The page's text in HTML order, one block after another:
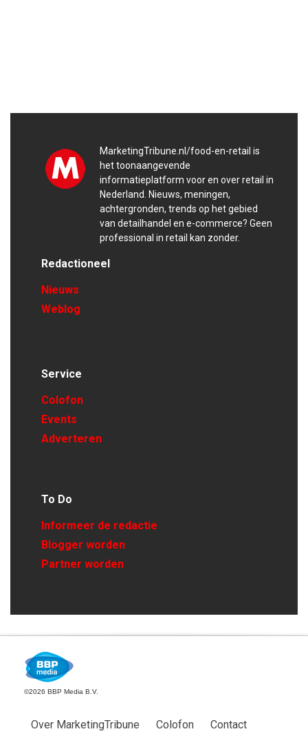
MarketingTribune.nl/food-en-retail is
het toonaangevende
informatieplatform voor en over retail in
Nederland. Nieuws, meningen,
achtergronden, trends op het gebied
van detailhandel en e-commerce? Geen
professional in retail kan zonder.
Redactioneel
Nieuws
Weblog
Service
Colofon
Events
Adverteren
To Do
Informeer de redactie
Blogger worden
Partner worden
©2026 BBP Media B.V.
Over MarketingTribune Colofon Contact